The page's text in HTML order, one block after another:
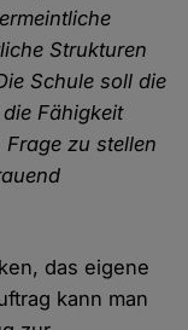
Strukturen
Schule soll die
Fähigkeit
zu stellen
das eigene
kann man